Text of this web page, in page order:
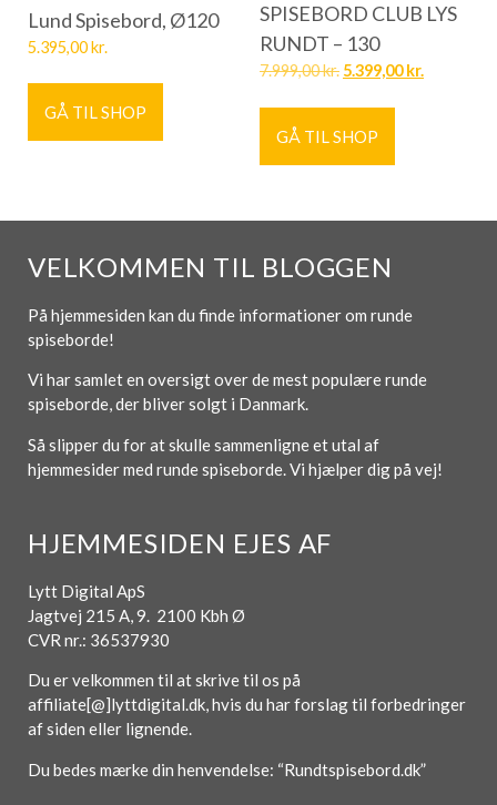
Lund Spisebord, Ø120
5.395,00kr.
GÅ TIL SHOP
SPISEBORD CLUB LYS
RUNDT – 130
7.999,00kr. 5.399,00 kr.
GÅ TIL SHOP
VELKOMMEN TIL BLOGGEN
På hjemmesiden kan du finde informationer om runde
spiseborde!
Vi har samlet en oversigt over de mest populære runde
spiseborde, der bliver solgt i Danmark.
Så slipper du for at skulle sammenligne et utal af
hjemmesider med runde spiseborde. Vi hjælper dig på vej!
HJEMMESIDEN EJES AF
Lytt Digital ApS
Jagtvej 215 A, 9. 2100 Kbh Ø
CVR nr.: 36537930
Du er velkommen til at skrive til os på
affiliate[@]lyttdigital.dk, hvis du har forslag til forbedringer
af siden eller lignende.
Du bedes mærke din henvendelse: “Rundtspisebord.dk”